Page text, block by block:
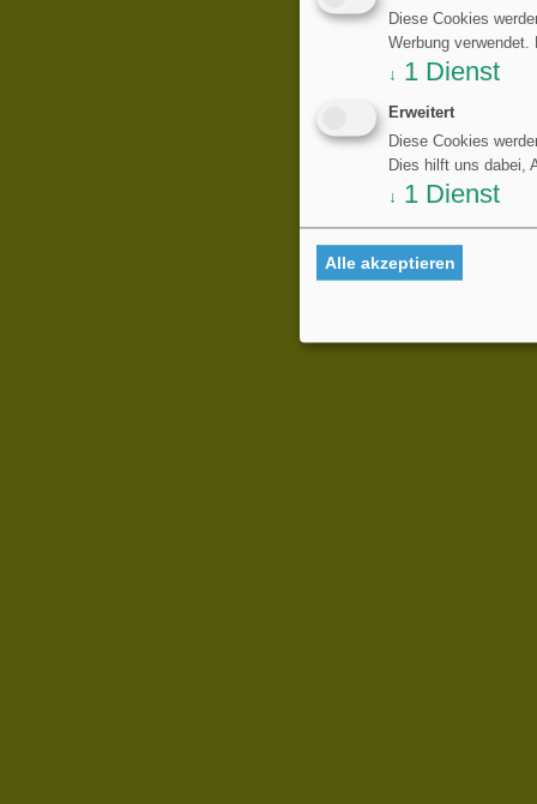
Diese Cookies
Werbung
↓ 1 Dienst
Erweitert
Diese Cookies
Dies hilft uns dabei,
↓ 1 Dienst
Alle akzeptieren